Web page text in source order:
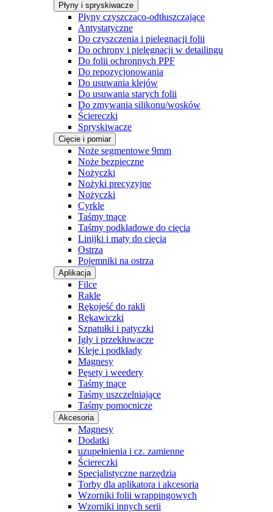
Płyny i spryskiwacze
Płyny czyszcząco-odtłuszczające
Antystatyczne
Do czyszczenia i pielęgnacji folii
Do ochrony i pielęgnacji w detailingu
Do folii ochronnych PPF
Do repozycjonowania
Do usuwania klejów
Do usuwania starych folii
Do zmywania silikonu/wosków
Ściereczki
Spryskiwacze
Cięcie i pomiar
Noże segmentowe 9mm
Noże bezpieczne
Nożyczki
Nożyki precyzyjne
Nożyczki
Cyrkle
Taśmy tnące
Taśmy podkładowe do cięcia
Linijki i maty do cięcia
Ostrza
Pojemniki na ostrza
Aplikacja
Filce
Rakle
Rękojeść do rakli
Rękawiczki
Szpatułki i patyczki
Igły i przekłuwacze
Kleje i podkłady
Magnesy
Pęsety i weedery
Taśmy tnące
Taśmy uszczelniające
Taśmy pomocnicze
Akcesoria
Magnesy
Dodatki
uzupełnienia i cz. zamienne
Ściereczki
Specjalistyczne narzędzia
Torby dla aplikatora i akcesoria
Wzorniki folii wrappingowych
Wzorniki innych serii